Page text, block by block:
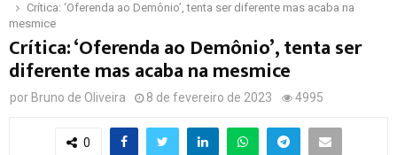
Crítica: ‘Oferenda ao Demônio’, tenta ser diferente mas acaba na
mesmice
Crítica: ‘Oferenda ao Demônio’, tenta ser
diferente mas acaba na mesmice
por Bruno de Oliveira 8 de fevereiro de 2023 4995
0